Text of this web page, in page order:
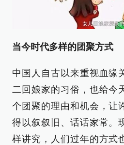
当今时代多样的团聚方式
中国人自古以来重视血缘
二回娘家的习俗，也给今
个团聚的理由和机会，让
得以叙叙旧、话话家常。
样讲究，人们过年的方式